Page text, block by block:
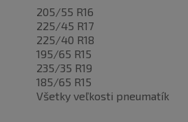
205/55 R16
225/45 R17
225/40 R18
195/65 R15
235/35 R19
185/65 R15
Všetky veľkosti pneumatík